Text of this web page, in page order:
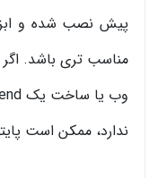
پیش نصب شده و
مناسب تری باشد. اگر
ندارد، ممکن است